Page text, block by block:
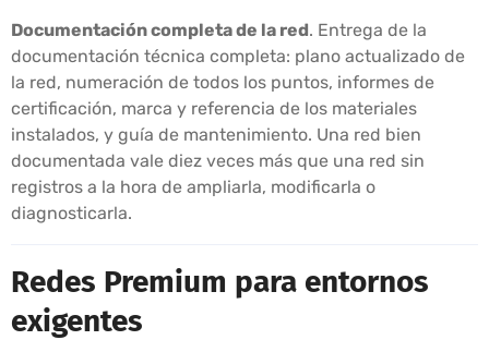
Documentación completa de la red. Entrega de la
documentación técnica completa: plano actualizado de
la red, numeración de todos los puntos, informes de
certificación, marca y referencia de los materiales
instalados, y guía de mantenimiento. Una red bien
documentada vale diez veces más que una red sin
registros a la hora de ampliarla, modificarla o
diagnosticarla.
Redes Premium para entornos
exigentes